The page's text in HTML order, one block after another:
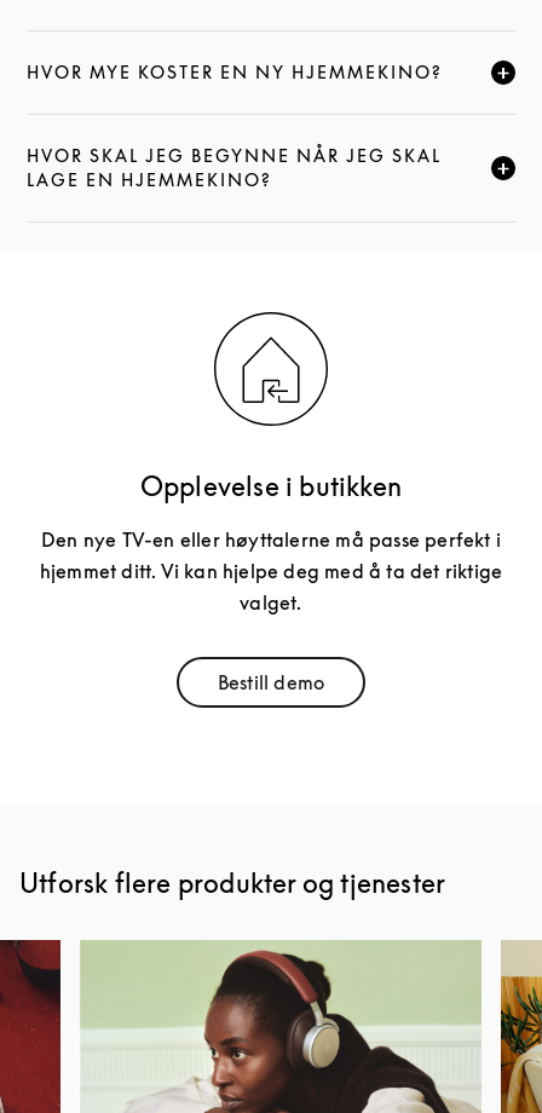
HVOR MYE KOSTER EN NY HJEMMEKINO?
KLIKK FOR Å UTVIDE DENNE BESKRIVELSEN, OG
HVOR SKAL JEG BEGYNNE NÅR JEG SKAL
LAGE EN HJEMMEKINO?
KLIKK FOR Å UTVIDE DENNE BESKRIVELSEN, OG
Opplevelse i butikken
Den nye TV-en eller høyttalerne må passe perfekt i
hjemmet ditt. Vi kan hjelpe deg med å ta det riktige
valget.
Bestill demoLink Opens in New Tab
Utforsk flere produkter og tjenester